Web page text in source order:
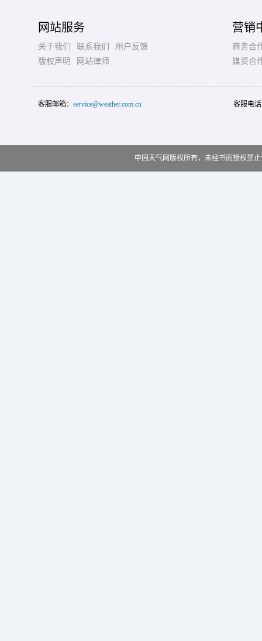
网站服务
关于我们 联系我们
用户反馈
版权声明
网站律师
营销
商务合
媒资合
客服邮箱： service@weather.com.cn 客服电
中国天气网版权所有，未经书面授权